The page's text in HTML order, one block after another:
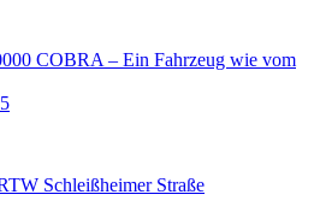
COBRA – Ein Fahrzeug wie vom
Schleißheimer Straße